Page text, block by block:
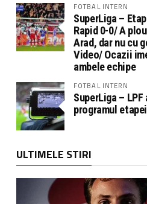
FOTBAL INTERN
SuperLiga –
Rapid 0-0/ A
Arad, dar nu cu
Video/ Ocazii
ambele echipe
FOTBAL INTERN
SuperLiga –
programul
ULTIMELE STIRI